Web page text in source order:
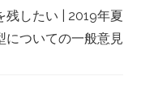
残したい | 2019年夏
についての一般意見